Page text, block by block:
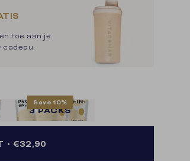
toe aan je
cadeau.
Save 10%
3 PACKS
€32,90